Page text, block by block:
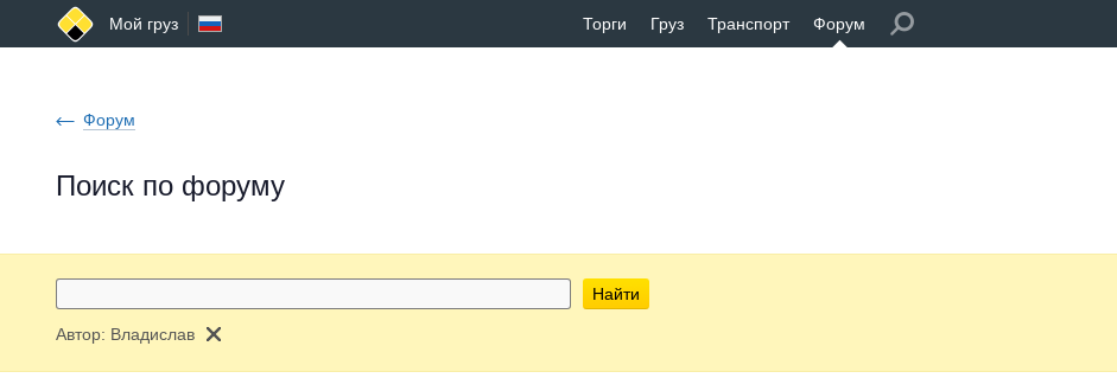
Мой груз Торги Груз Транспорт Форум
Форум
Поиск по форуму
Найти
Автор: Владислав